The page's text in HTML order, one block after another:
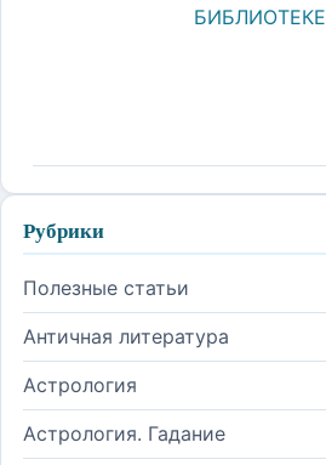
БИБЛИОТЕКЕ
Рубрики
Полезные статьи
Античная литература
Астрология
Астрология. Гадание